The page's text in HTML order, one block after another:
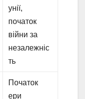
унії,
початок
війни за
незалежніс
ть
Початок
ери